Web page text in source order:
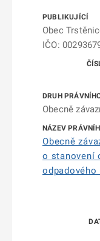
Obec
IČO:
Obecně
Obecně
o stanovení